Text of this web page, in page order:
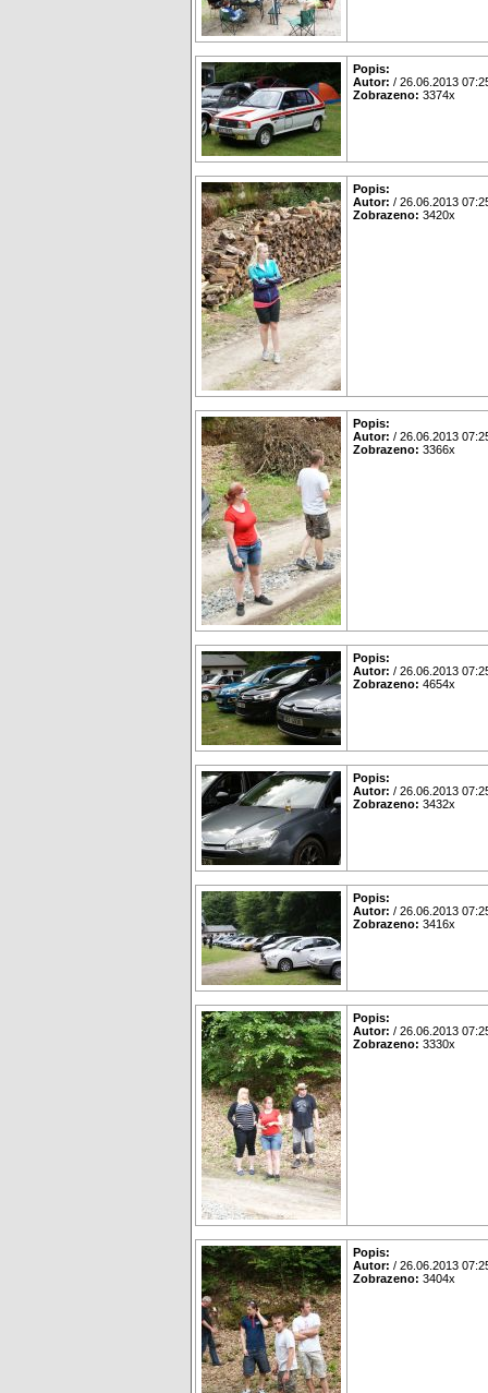
Popis:
Autor: / 26.06.2013
Zobrazeno: 3374x
Popis:
Autor: / 26.06.2013
Zobrazeno: 3420x
Popis:
Autor: / 26.06.2013
Zobrazeno: 3366x
Popis:
Autor: / 26.06.2013
Zobrazeno: 4654x
Popis:
Autor: / 26.06.2013
Zobrazeno: 3432x
Popis:
Autor: / 26.06.2013
Zobrazeno: 3416x
Popis:
Autor: / 26.06.2013
Zobrazeno: 3330x
Popis:
Autor: / 26.06.2013
Zobrazeno: 3404x